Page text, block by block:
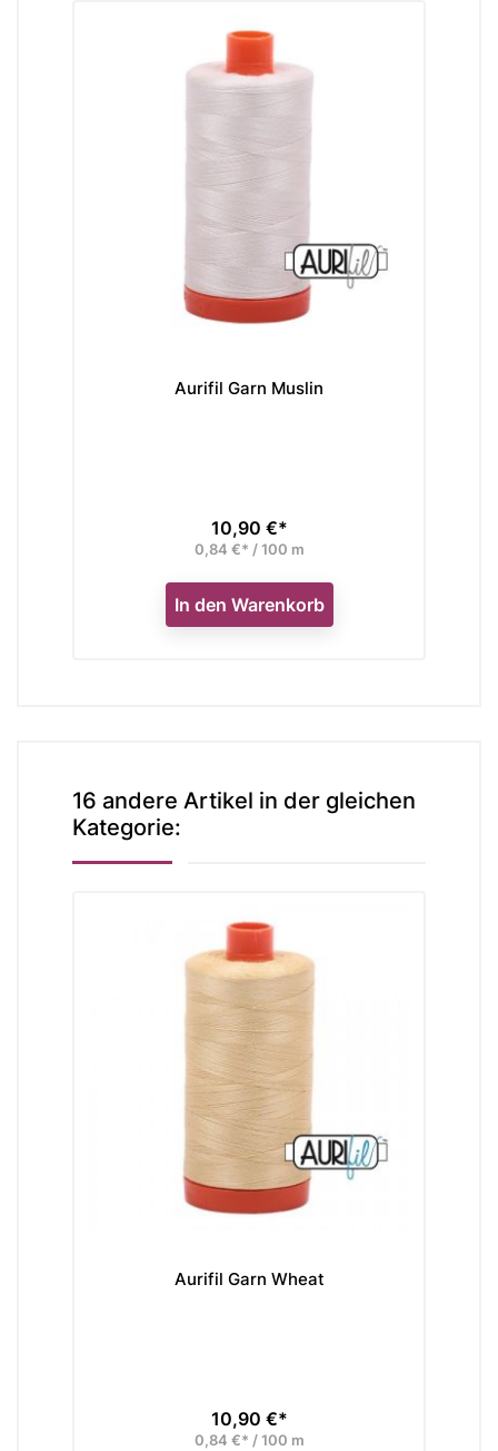
Aurifil Garn Muslin
Preis
10,90 €*
0,84 €* / 100 m
In den Warenkorb
16 andere Artikel in der gleichen
Kategorie:
Aurifil Garn Wheat
Preis
10,90 €*
0,84 €* / 100 m